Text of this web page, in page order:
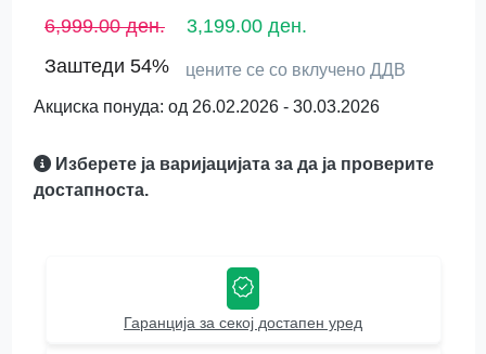
6,999.00 ден.
3,199.00 ден.
Заштеди 54%
цените се со вклучено ДДВ
Акциска понуда: од 26.02.2026 - 30.03.2026
Изберете ја варијацијата за да ја проверите
достапноста.
Гаранција за секој достапен уред